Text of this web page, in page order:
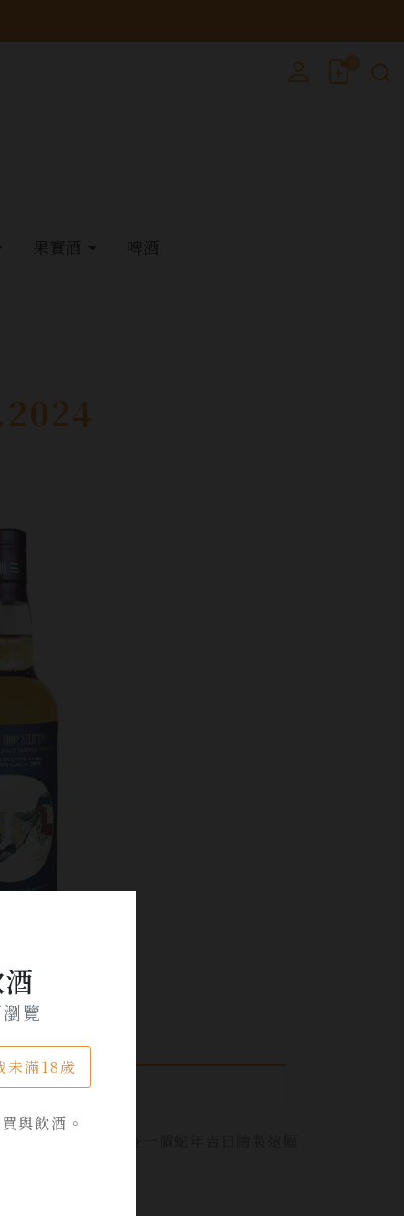
覽
未滿18歲
與飲酒。
果實酒
啤酒
說當年他也是在一個蛇年吉日繪製這幅